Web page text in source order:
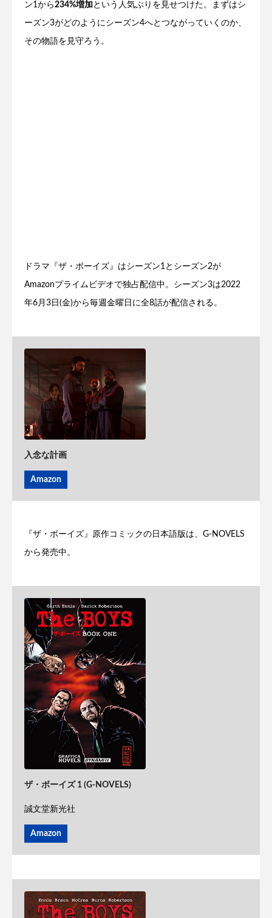
ン1から234%増加 という人気ぶりを見せつけた。まずはシ
ーズン3がどのようにシーズン4へとつながっていくのか、
その物語を見守ろう。
ドラマ『ザ・ボーイズ』はシーズン1とシーズン2が
Amazonプライムビデオで独占配信中。シーズン3は2022
年6月3日(金)から毎週金曜日に全8話が配信される。
入念な計画
Amazon
『ザ・ボーイズ』原作コミックの日本語版は、G-NOVELS
から発売中。
ザ・ボーイズ 1 (G-NOVELS)
誠文堂新光社
Amazon